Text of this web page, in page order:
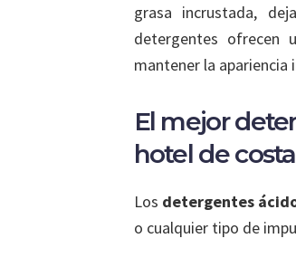
grasa incrustada,
detergentes ofrecen
mantener la apariencia
El mejor
hotel de
Los detergentes
o cualquier tipo de